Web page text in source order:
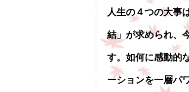
人生の４つの大事
結」が求められ、
す。如何に感動的
ーションを一層パ